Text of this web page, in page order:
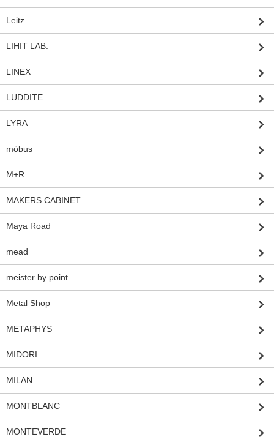
Leitz
LIHIT LAB.
LINEX
LUDDITE
LYRA
möbus
M+R
MAKERS CABINET
Maya Road
mead
meister by point
Metal Shop
METAPHYS
MIDORI
MILAN
MONTBLANC
MONTEVERDE